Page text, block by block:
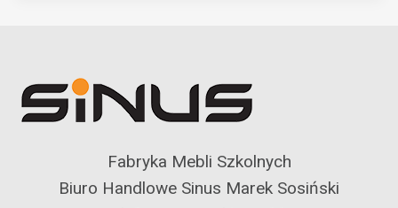
Fabryka Mebli Szkolnych
Biuro Handlowe Sinus Marek Sosiński